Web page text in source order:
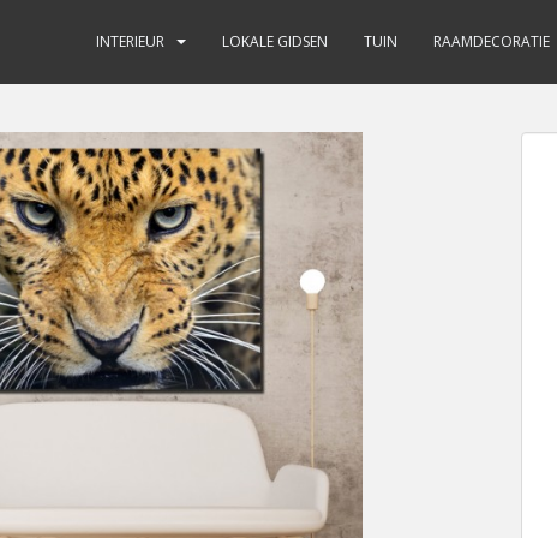
INTERIEUR LOKALE GIDSEN TUIN RAAMDECORATIE